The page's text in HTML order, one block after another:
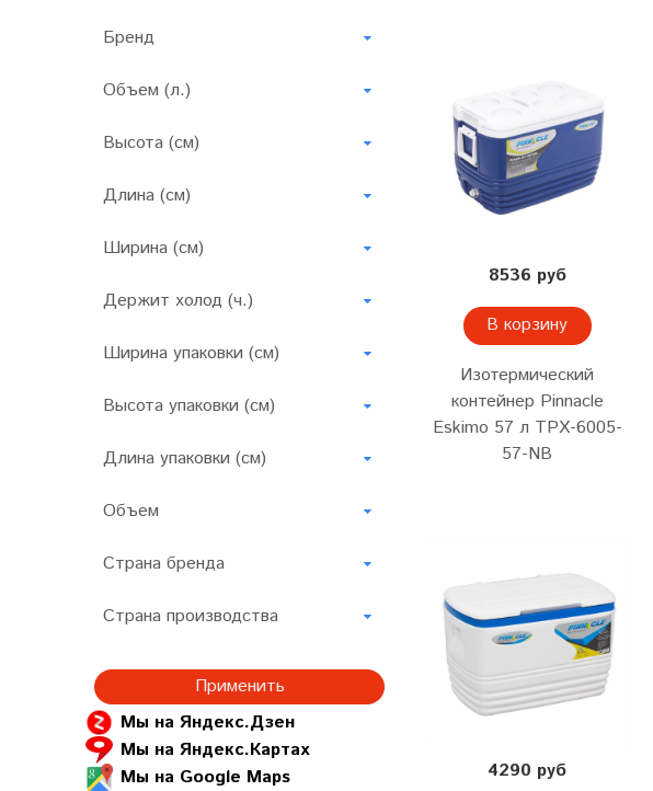
8536 руб
В корзину
Изотермический
контейнер Pinnacle
Eskimo 57 л TPX-6005-
57-NB
4290 руб
Бренд
Объем (л.)
Высота (см)
Длина (см)
Ширина (см)
Держит холод (ч.)
Ширина упаковки (см)
Высота упаковки (см)
Длина упаковки (см)
Объем
Страна бренда
Страна производства
Применить
Мы на Яндекс.Дзен
Мы на Яндекс.Картах
Мы на Google Maps